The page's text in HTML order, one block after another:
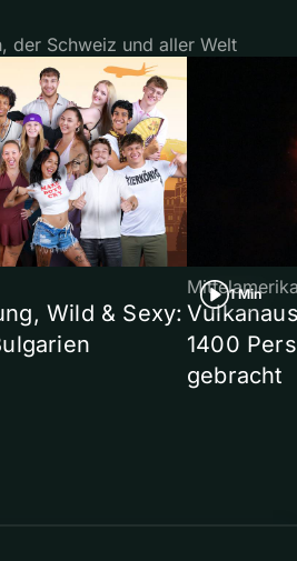
der Schweiz und aller Welt
Wild & Sexy:
1 Min
1400
gebracht